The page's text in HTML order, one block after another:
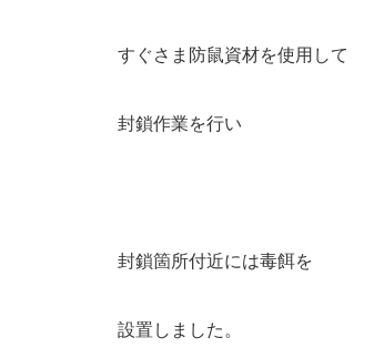
すぐさま防鼠資材を使用して
封鎖作業を行い
封鎖箇所付近には毒餌を
設置しました。